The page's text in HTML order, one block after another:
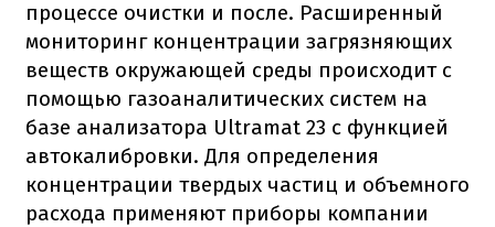
процессе очистки и после. Расширенный
мониторинг концентрации загрязняющих
веществ окружающей среды происходит с
помощью газоаналитических систем на
базе анализатора Ultramat 23 с функцией
автокалибровки. Для определения
концентрации твердых частиц и объемного
расхода применяют приборы компании